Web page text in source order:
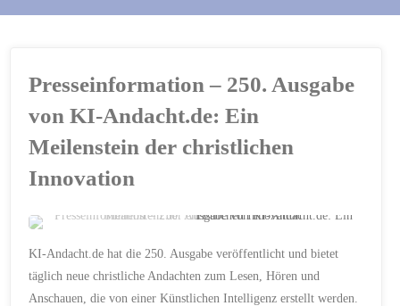
Presseinformation – 250. Ausgabe
von KI-Andacht.de: Ein
Meilenstein der christlichen
Innovation
250. AUSGABE / BIBEL
CHRISTLICHE ANDACHT/
KI-ANDACHT.DE/
KI-Andacht.de hat die 250. Ausgabe veröffentlicht und bietet
täglich neue christliche Andachten zum Lesen, Hören und
Anschauen, die von einer Künstlichen Intelligenz erstellt werden.